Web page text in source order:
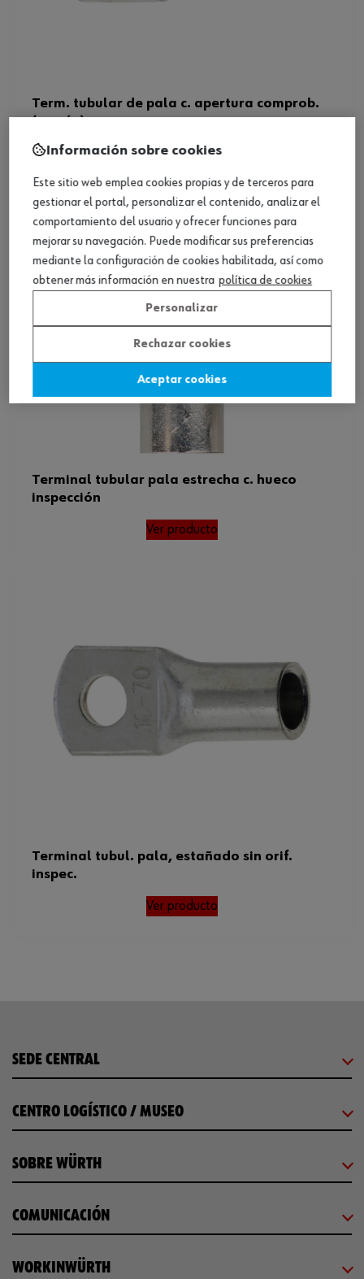
Term. tubular de pala c. apertura comprob.
(común)
Ver producto
Terminal tubular pala estrecha c. hueco
inspección
Ver producto
Terminal tubul. pala, estañado sin orif.
inspec.
Ver producto
SEDE CENTRAL
CENTRO LOGÍSTICO / MUSEO
SOBRE WÜRTH
COMUNICACIÓN
WORKINWÜRTH
Información sobre cookies
Este sitio web emplea cookies propias y de terceros para
gestionar el portal, personalizar el contenido, analizar el
comportamiento del usuario y ofrecer funciones para
mejorar su navegación. Puede modificar sus preferencias
mediante la configuración de cookies habilitada, así como
obtener más información en nuestra política de cookies
Personalizar
Rechazar cookies
Aceptar cookies